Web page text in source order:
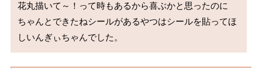
花丸描いて～！って時もあるから喜ぶかと思ったのに
ちゃんとできたねシールがあるやつはシールを貼ってほ
しいんぎぃちゃんでした。